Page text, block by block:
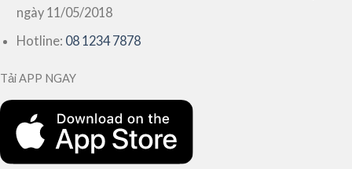
ngày 11/05/2018
Hotline: 08 1234 7878
Tải APP NGAY